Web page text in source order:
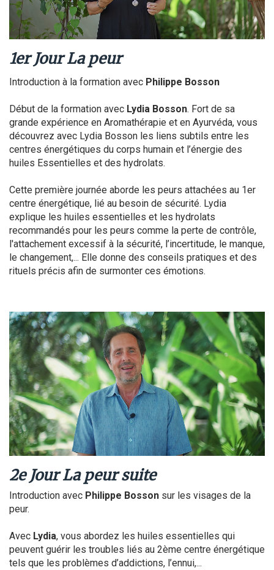
1er Jour La peur
Introduction à la formation avec Philippe Bosson
Début de la formation avec Lydia Bosson. Fort de sa
grande expérience en Aromathérapie et en Ayurvéda, vous
découvrez avec Lydia Bosson les liens subtils entre les
centres énergétiques du corps humain et l’énergie des
huiles Essentielles et des hydrolats.
Cette première journée aborde les peurs attachées au 1er
centre énergétique, lié au besoin de sécurité. Lydia
explique les huiles essentielles et les hydrolats
recommandés pour les peurs comme la perte de contrôle,
l'attachement excessif à la sécurité, l’incertitude, le manque,
le changement,... Elle donne des conseils pratiques et des
rituels précis afin de surmonter ces émotions.
2e Jour La peur suite
Introduction avec Philippe Bosson sur les visages de la
peur.
Avec Lydia, vous abordez les huiles essentielles qui
peuvent guérir les troubles liés au 2ème centre énergétique
tels que les problèmes d’addictions, l’ennui,...